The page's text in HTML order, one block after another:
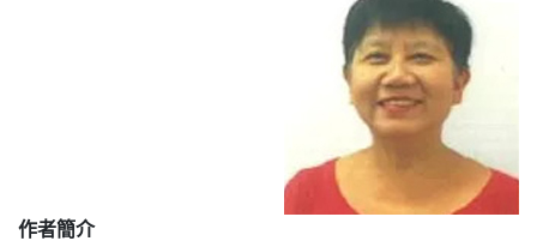
作者簡介